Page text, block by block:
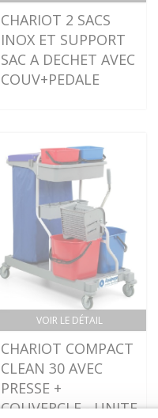
CHARIOT 2 SACS
INOX ET SUPPORT
SAC A DECHET AVEC
COUV+PEDALE
VOIR LE DÉTAIL
CHARIOT COMPACT
CLEAN 30 AVEC
PRESSE +
COUVERCLE - UNITE